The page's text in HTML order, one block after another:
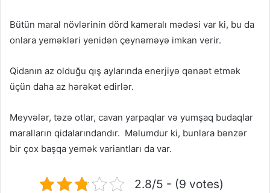
Bütün maral növlərinin dörd kameralı mədəsi var ki, bu da
onlara yeməkləri yenidən çeynəməyə imkan verir.
Qidanın az olduğu qış aylarında enerjiyə qənaət etmək
üçün daha az hərəkət edirlər.
Meyvələr, təzə otlar, cavan yarpaqlar və yumşaq budaqlar
maralların qidalarındandır. Məlumdur ki, bunlara bənzər
bir çox başqa yemək variantları da var.
2.8/5 - (9 votes)